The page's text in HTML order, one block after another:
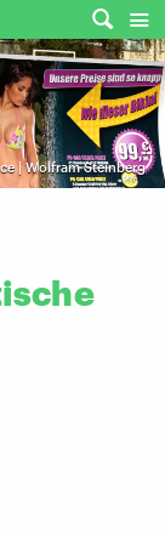
| Wolfram Steinberg